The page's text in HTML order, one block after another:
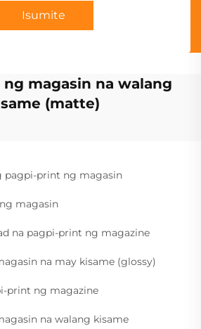
Isumite
magasin na walang
(matte)
pagpi-print ng magasin
magasin
na pagpi-print ng magazine
na may kisame (glossy)
print ng magazine
na walang kisame